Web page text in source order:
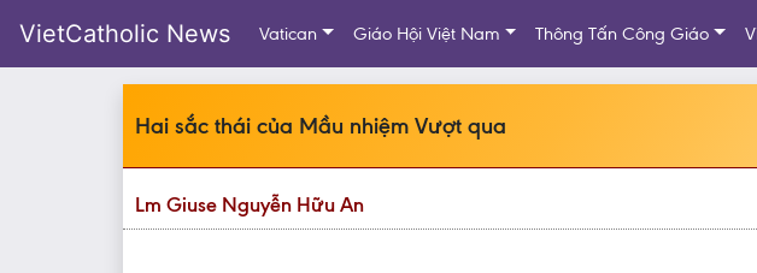
VietCatholic News Vatican Giáo Hội Việt Nam Thông Tấn Công Giáo
Hai sắc thái của Mầu nhiệm Vượt qua
Lm Giuse Nguyễn Hữu An